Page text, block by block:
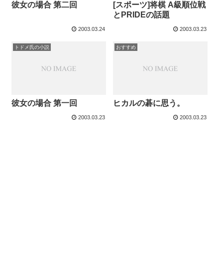
彼女の場合 第二回
2003.03.24
[スポーツ]将棋 A級順位戦
とPRIDEの話題
2003.03.23
トドメ氏の小説
彼女の場合 第一回
2003.03.23
おすすめ
ヒカルの碁に思う。
2003.03.23